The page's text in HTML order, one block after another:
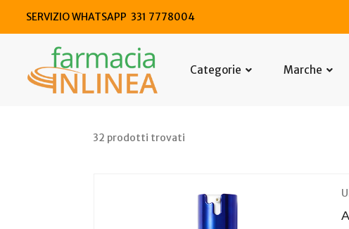
SERVIZIO WHATSAPP 331 7778004
Categorie Marche
32 prodotti trovati